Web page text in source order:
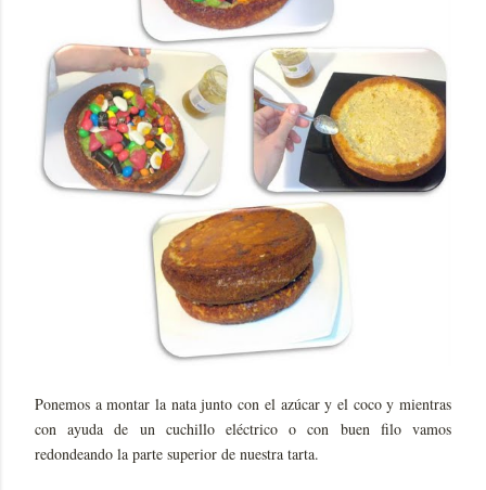
Ponemos a montar la nata junto con el azúcar y el coco y mientras
con ayuda de un cuchillo eléctrico o con buen filo vamos
redondeando la parte superior de nuestra tarta.